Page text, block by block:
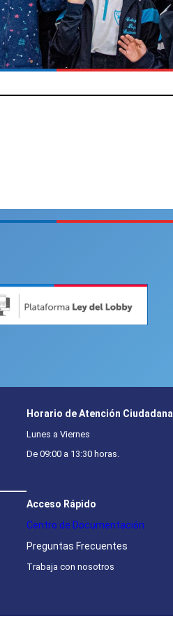
Horario de Atención Ciudadana
Lunes a Viernes
De 09:00 a 13:30 horas.
Acceso Rápido
Centro de Documentación
Preguntas Frecuentes
Trabaja con nosotros